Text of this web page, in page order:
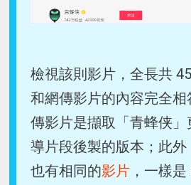
檢視該則影片，全長共
和網傳影片的內容完全
傳影片是擷取「青蜂侠
導片段後製的版本；此外
也有相同的影片 ，一樣